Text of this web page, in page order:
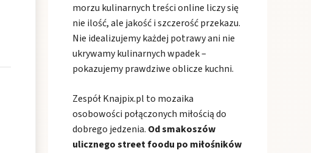
morzu kulinarnych treści online liczy się
nie ilość, ale jakość i szczerość przekazu.
Nie idealizujemy każdej potrawy ani nie
ukrywamy kulinarnych wpadek –
pokazujemy prawdziwe oblicze kuchni.
Zespół Knajpix.pl to mozaika
osobowości połączonych miłością do
dobrego jedzenia. Od smakoszów
ulicznego street foodu po miłośników